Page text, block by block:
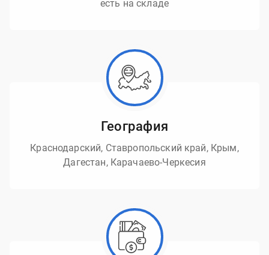
есть на складе
География
Краснодарский, Ставропольский край, Крым,
Дагестан, Карачаево-Черкесия